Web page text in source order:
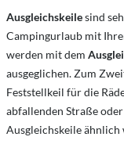
Ausgleichskeilesind
Campingurlaub mit
werden mit dem
ausgeglichen. Zum
Feststellkeil für die
abfallenden Straße
Ausgleichskeile ähnlich